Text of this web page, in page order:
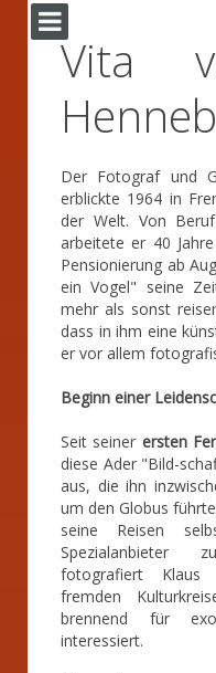
Vita
Der Fotograf und
erblickte 1964 in
der Welt. Von
arbeitete er 40
Pensionierung ab
ein Vogel" seine
mehr als sonst
dass in ihm eine
er vor allem
Beginn einer
Seit seiner ersten
diese Ader "Bild-
aus, die ihn
um den Globus
seine Reisen
Spezialanbieter
fotografiert Klaus
fremden
brennend für
interessiert.